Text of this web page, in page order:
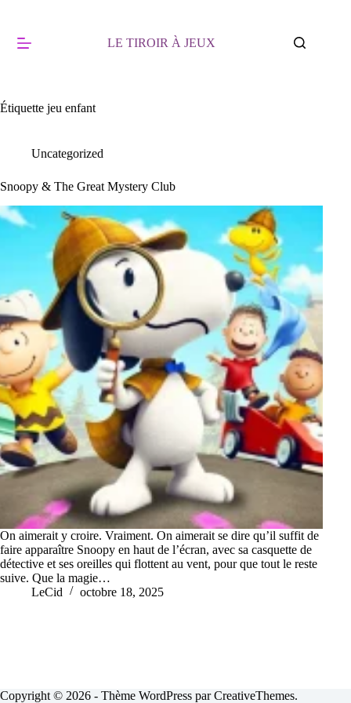
LE TIROIR À JEUX
Étiquette jeu enfant
Uncategorized
Snoopy & The Great Mystery Club
On aimerait y croire. Vraiment. On aimerait se dire qu’il suffit de
faire apparaître Snoopy en haut de l’écran, avec sa casquette de
détective et ses oreilles qui flottent au vent, pour que tout le reste
suive. Que la magie…
LeCid
octobre 18, 2025
Copyright © 2026 - Thème WordPress parCreativeThemes.